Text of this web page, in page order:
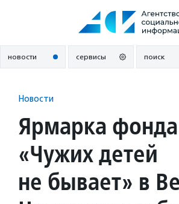
новости сервисы поиск
Новости
Ярмарка фонда
«Чужих детей
не бывает» в